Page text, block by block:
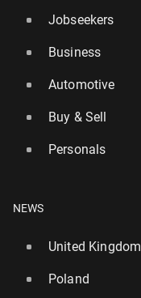
Jobseekers
Business
Automotive
Buy & Sell
Personals
NEWS
United Kingdom
Poland